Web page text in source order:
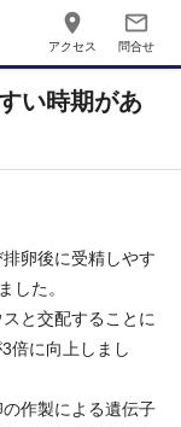
place
アクセス
mail_outline
問合せ
い時期があ
卵後に受精しやす
した。
と交配することに
倍に向上しまし
作製による遺伝子